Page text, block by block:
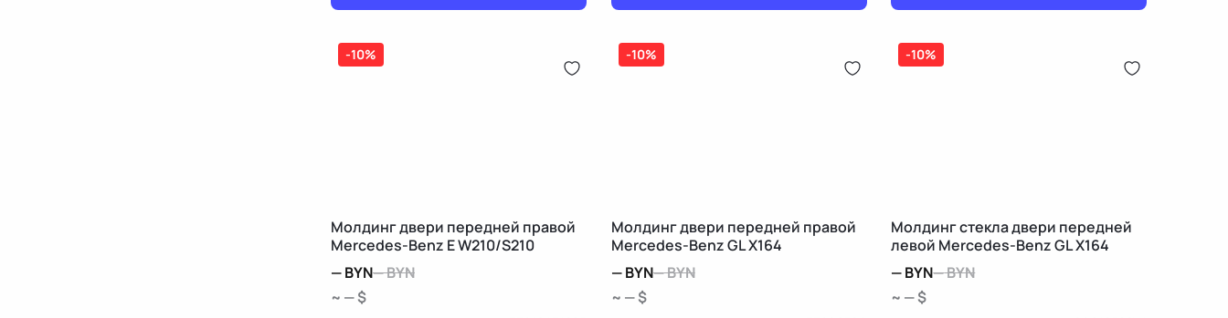
-10%
Молдинг двери передней правой
Mercedes-Benz E W210/S210
—BYN—BYN
~ — $
-10%
Молдинг двери передней правой
Mercedes-Benz GL X164
—BYN—BYN
~ — $
-10%
Молдинг стекла двери передней
левой Mercedes-Benz GL X164
—BYN—BYN
~ — $